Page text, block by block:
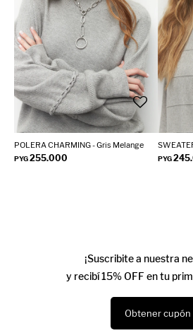
POLERA CHARMING - Gris Melange
PYG255.000 PYG
¡Suscribite a nuestra
y recibí 15% OFF en tu
Obtener cupón